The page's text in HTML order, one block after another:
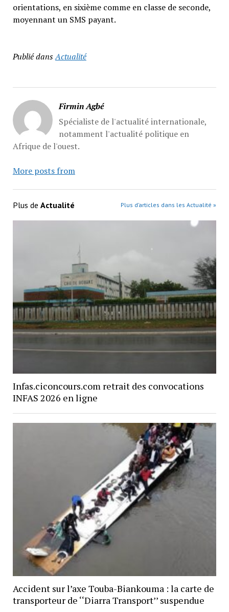
orientations, en sixième comme en classe de seconde,
moyennant un SMS payant.
Publié dansActualité
Firmin Agbé
Spécialiste de l'actualité internationale,
notamment l'actualité politique en
Afrique de l'ouest.
More posts from
Plus de Actualité Plus d’articles dans les Actualité »
Infas.ciconcours.com retrait des convocations
INFAS 2026 en ligne
Accident sur l’axe Touba-Biankouma : la carte de
transporteur de ‘‘Diarra Transport’’ suspendue